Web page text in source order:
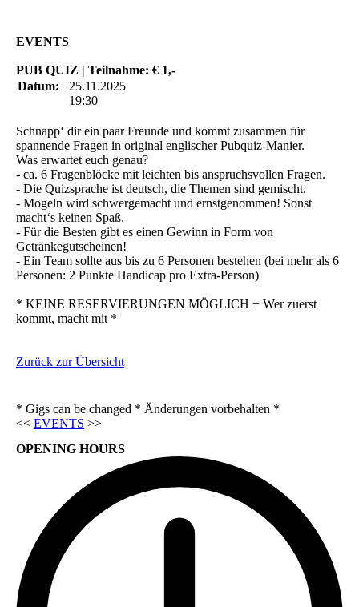
EVENTS
PUB QUIZ | Teilnahme: € 1,-
Datum:
25.11.2025
19:30
Schnapp‘ dir ein paar Freunde und kommt zusammen für
spannende Fragen in original englischer Pubquiz-Manier.
Was erwartet euch genau?
- ca. 6 Fragenblöcke mit leichten bis anspruchsvollen Fragen.
- Die Quizsprache ist deutsch, die Themen sind gemischt.
- Mogeln wird schwergemacht und ernstgenommen! Sonst
macht‘s keinen Spaß.
- Für die Besten gibt es einen Gewinn in Form von
Getränkegutscheinen!
- Ein Team sollte aus bis zu 6 Personen bestehen (bei mehr als 6
Personen: 2 Punkte Handicap pro Extra-Person)
* KEINE RESERVIERUNGEN MÖGLICH + Wer zuerst
kommt, macht mit *
Zurück zur Übersicht
* Gigs can be changed * Änderungen vorbehalten *
<< EVENTS >>
OPENING HOURS